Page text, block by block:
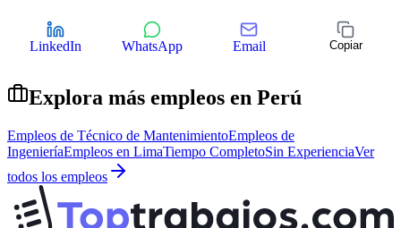
LinkedIn WhatsApp Email Copiar
Explora más empleos en Perú
Empleos de Técnico de MantenimientoEmpleos de
IngenieríaEmpleos en LimaTiempo CompletoSin ExperienciaVer
todos los empleos